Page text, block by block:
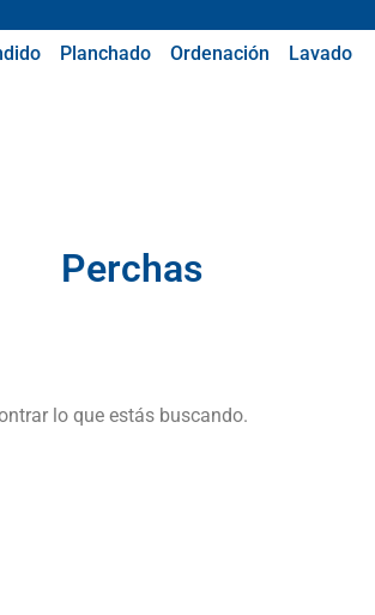
Planchado Ordenación Lavado
Perchas
lo que estás buscando.